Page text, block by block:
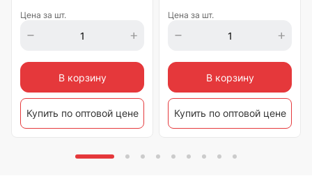
Цена за шт.
В корзину
Купить по оптовой цене
Цена за шт.
В корзину
Купить по оптовой цене